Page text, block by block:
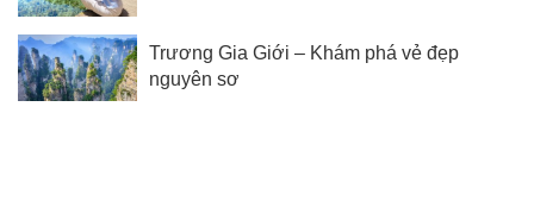
Trương Gia Giới – Khám phá vẻ đẹp
nguyên sơ